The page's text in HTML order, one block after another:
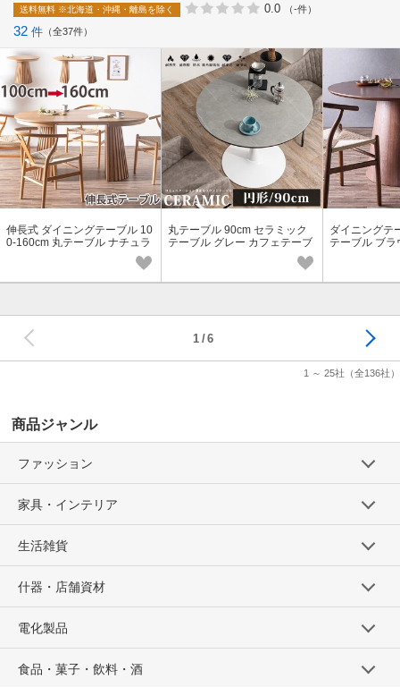
送料無料 ※北海道・沖縄・離島を除く 0.0 （-件）
32 件 全37件
伸長式 ダイニングテーブル 10
0-160cm 丸テーブル ナチュラ
ル 天然木突板 【グランデ】※
丸テーブル 90cm セラミック
テーブル グレー カフェテーブ
ル 【ポラリス】※直送可能※
ダイニングテ
テーブル ブ
1 ～ 25社 （全136社）
1 6
商品ジャンル
ファッション
家具・インテリア
生活雑貨
什器・店舗資材
電化製品
食品・菓子・飲料・酒